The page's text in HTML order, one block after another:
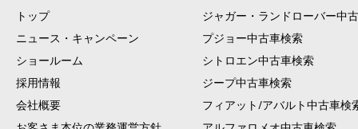
トップ
ニュース・キャンペーン
ショールーム
採用情報
会社概要
ジャガー・ランドローバー中
プジョー中古車検索
シトロエン中古車検索
ジープ中古車検索
フィアット/アバルト中古車検